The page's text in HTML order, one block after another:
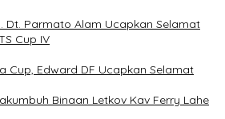
Dt. Parmato Alam Ucapkan Selamat
Cup IV
Cup, Edward DF Ucapkan Selamat
Binaan Letkov Kav Ferry Lahe